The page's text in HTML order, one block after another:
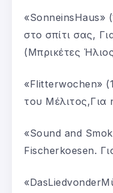
«SonneinsHaus»
στο σπίτι σας,
(Μπρικέτες
«Flitterwochen»
του Μέλιτος,Για
«Sound and
Fischerkoesen.